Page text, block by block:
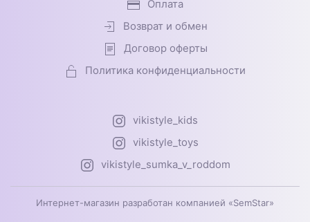
Оплата
Возврат и обмен
Договор оферты
Политика конфиденциальности
vikistyle_kids
vikistyle_toys
vikistyle_sumka_v_roddom
Интернет-магазин разработан компанией «SemStar»